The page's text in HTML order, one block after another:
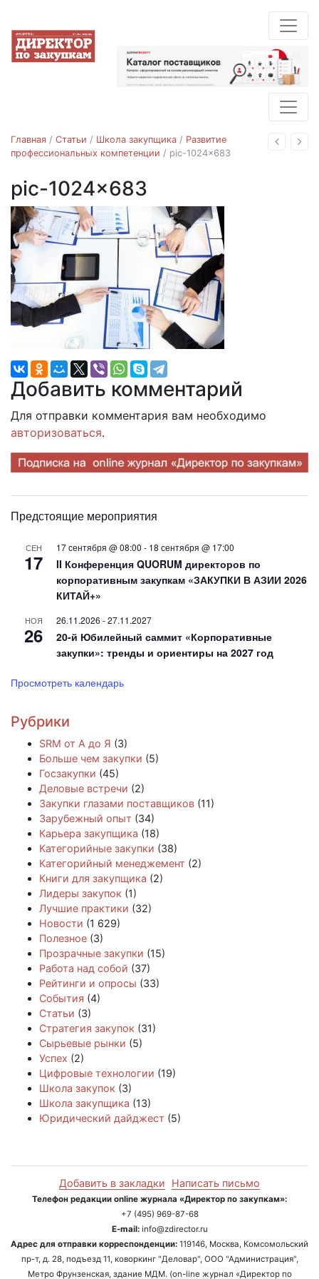
Назад
Главная / Статьи / Школа закупщика / Развитие
профессиональных компетенции / pic-1024×683
pic-1024×683
Добавить комментарий
Для отправки комментария вам необходимо
авторизоваться.
Предстоящие мероприятия
СЕН
17
17 сентября @ 08:00 - 18 сентября @ 17:00
II Конференция QUORUM директоров по
корпоративным закупкам «ЗАКУПКИ В АЗИИ 2026
КИТАЙ+»
НОЯ
26
26.11.2026 -27.11.2027
20-й Юбилейный саммит «Корпоративные
закупки»: тренды и ориентиры на 2027 год
Просмотреть календарь
Рубрики
SRM от А до Я (3)
Больше чем закупки (5)
Госзакупки (45)
Деловые встречи (2)
Закупки глазами поставщиков (11)
Зарубежный опыт (34)
Карьера закупщика (18)
Категорийные закупки (38)
Категорийный менеджемент (2)
Книги для закупщика (2)
Лидеры закупок (1)
Лучшие практики (32)
Новости (1 629)
Полезное (3)
Прозрачные закупки (15)
Работа над собой (37)
Рейтинги и опросы (33)
События (4)
Статьи (3)
Стратегия закупок (31)
Сырьевые рынки (5)
Успех (2)
Цифровые технологии (19)
Школа закупок (3)
Школа закупщика (13)
Юридический дайджест (5)
Добавить в закладки Написать письмо
Телефон редакции online журнала «Директор по закупкам»:
+7 (495) 969-87-68
E-mail:info@zdirector.ru
Адрес для отправки корреспонденции: 119146, Москва, Комсомольский
пр-т, д. 28, подъезд 11, коворкинг "Деловар", ООО "Администрация",
Метро Фрунзенская, здание МДМ. (on-line журнал «Директор по